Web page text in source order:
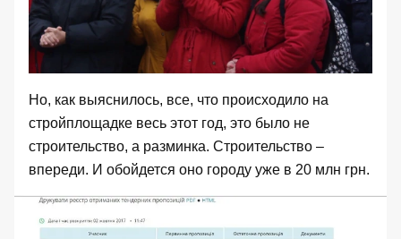
Но, как выяснилось, все, что происходило на
стройплощадке весь этот год, это было не
строительство, а разминка. Строительство –
впереди. И обойдется оно городу уже в 20 млн грн.